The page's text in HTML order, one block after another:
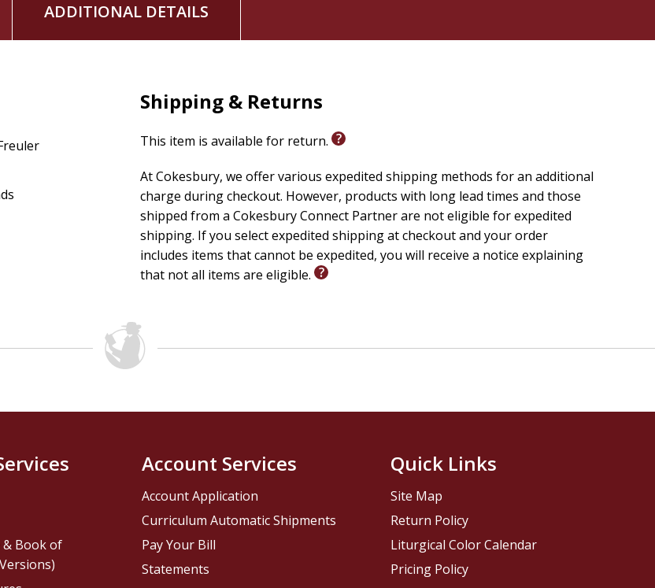
ADDITIONAL DETAILS
Shipping & Returns
This item is available for return.
At Cokesbury, we offer various expedited shipping methods for an additional
charge during checkout. However, products with long lead times and those
shipped from a Cokesbury Connect Partner are not eligible for expedited
shipping. If you select expedited shipping at checkout and your order
includes items that cannot be expedited, you will receive a notice explaining
that not all items are eligible.
Book of
Account Services
Account Application
Curriculum Automatic Shipments
Pay Your Bill
Statements
Quick Links
Site Map
Return Policy
Liturgical Color Calendar
Pricing Policy